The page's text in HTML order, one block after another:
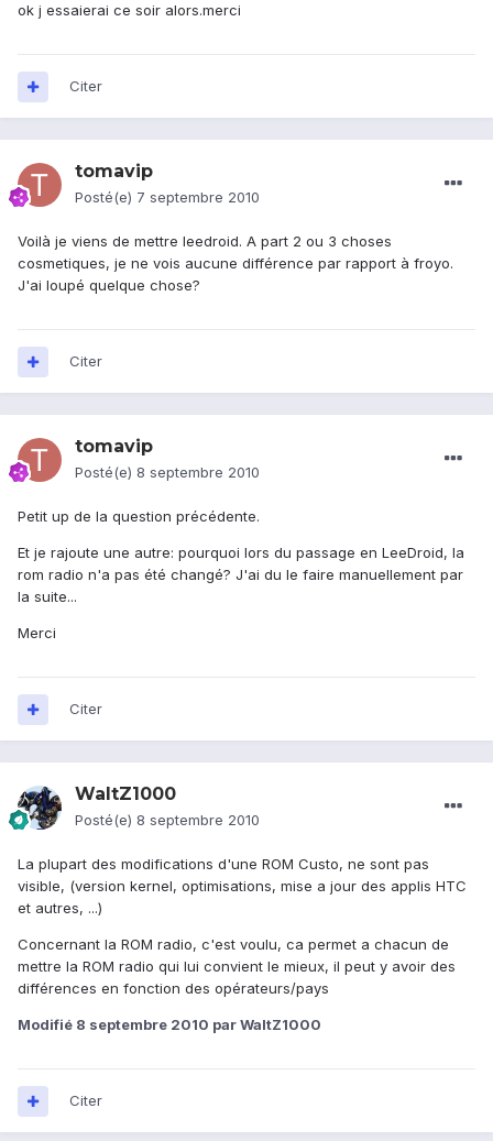
ok j essaierai ce soir alors.merci
Citer
tomavip
Posté(e) 7 septembre 2010
Voilà je viens de mettre leedroid. A part 2 ou 3 choses
cosmetiques, je ne vois aucune différence par rapport à froyo.
J'ai loupé quelque chose?
Citer
tomavip
Posté(e) 8 septembre 2010
Petit up de la question précédente.
Et je rajoute une autre: pourquoi lors du passage en LeeDroid, la
rom radio n'a pas été changé? J'ai du le faire manuellement par
la suite...
Merci
Citer
WaltZ1000
Posté(e) 8 septembre 2010
La plupart des modifications d'une ROM Custo, ne sont pas
visible, (version kernel, optimisations, mise a jour des applis HTC
et autres, ...)
Concernant la ROM radio, c'est voulu, ca permet a chacun de
mettre la ROM radio qui lui convient le mieux, il peut y avoir des
différences en fonction des opérateurs/pays
Modifié 8 septembre 2010 par WaltZ1000
Citer